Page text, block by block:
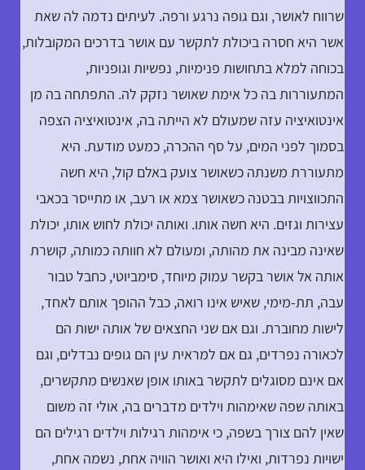
שרווח לאושר, וגם גופה נרגע ורפה. לעיתים נדמה לה שאת
אשר היא חסרה ביכולת לתקשר עם אושר בדרכים המקובלות,
בכוחה למלא בתחושות פנימיות, נפשיות וגופניות,
המתעוררות בה כל אימת שאושר נזקק לה. התפתחה בה מן
אינטואיציה עזה שמעולם לא הייתה בה, אינטואיציה הצפה
בסמוך לפני המים, על סף ההכרה, כמעט מודעת. היא
מתעוררת משנתה כשאושר צועק באלם קול, היא חשה
התכווצויות בבטנה כשאושר צמא או רעב, או מתייסר בכאבי
עצירות וגזים. היא חשה אותו. ואותה יכולת לחוש אותו, יכולת
שאינה מבינה את מהותה, ומעולם לא חוותה כמותה, קושרת
אותה אל אושר בקשר עמוק מיוחד, סימביוטי, כחבל טבור
עבה, תת-מימי, שאיש אינו רואה, כבל ההופך אותם לאחד,
לישות מחוברת. וגם אם שני החצאים של אותה ישות הם
לכאורה נפרדים, גם אם למראית עין הם גופים נבדלים, וגם
אם אינם מסוגלים לתקשר באותו אופן שאנשים מתקשרים,
באותה שפה שאימהות וילדים מדברים בה, אולי זה משום
שאין להם צורך בשפה, כי אימהות רגילות וילדים רגילים הם
ישויות נפרדות, ואילו היא ואושר הוויה אחת, נשמה אחת,